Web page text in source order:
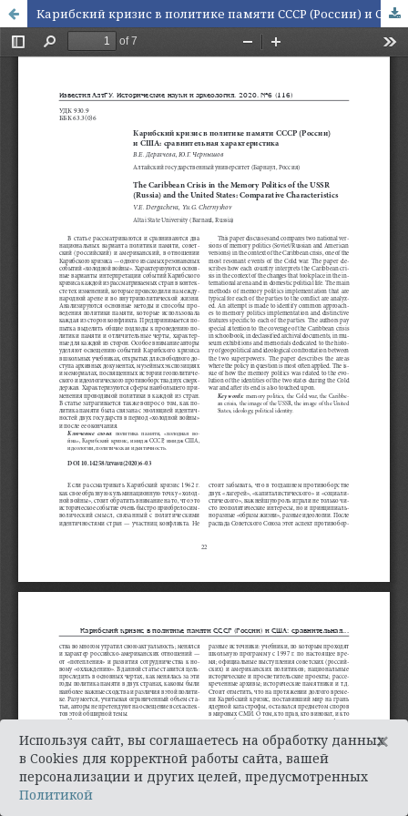
Карибский кризис в политике памяти СССР (России) и США: сравнительная характеристика
Используя сайт, вы соглашаетесь на обработку данных
в Cookies для корректной работы сайта, вашей
персонализации и других целей, предусмотренных
Политикой
×